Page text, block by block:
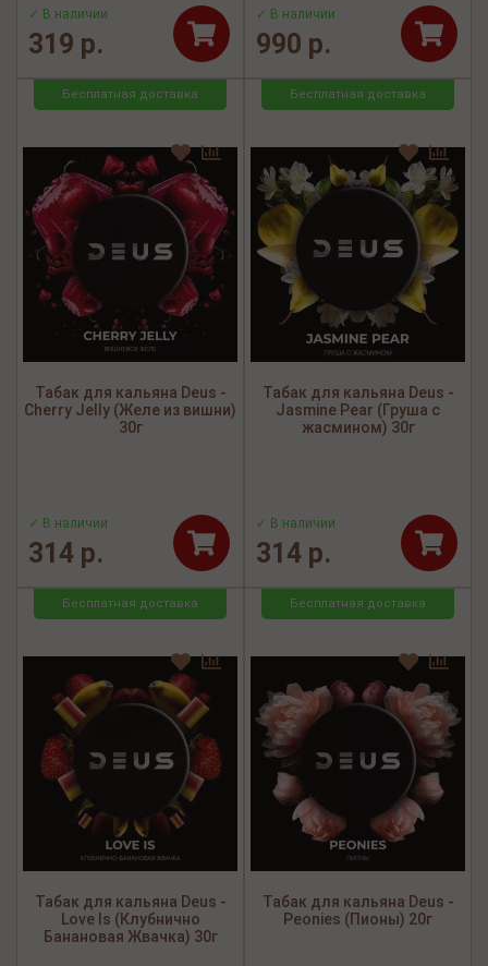
✓ В наличии
319 р.
✓ В наличии
990 р.
Бесплатная доставка
Табак для кальяна Deus -
Cherry Jelly (Желе из вишни)
30г
✓ В наличии
314 р.
Бесплатная доставка
Табак для кальяна Deus -
Jasmine Pear (Груша с
жасмином) 30г
✓ В наличии
314 р.
Бесплатная доставка
Табак для кальяна Deus -
Love Is (Клубнично
Банановая Жвачка) 30г
Бесплатная доставка
Табак для кальяна Deus -
Peonies (Пионы) 20г